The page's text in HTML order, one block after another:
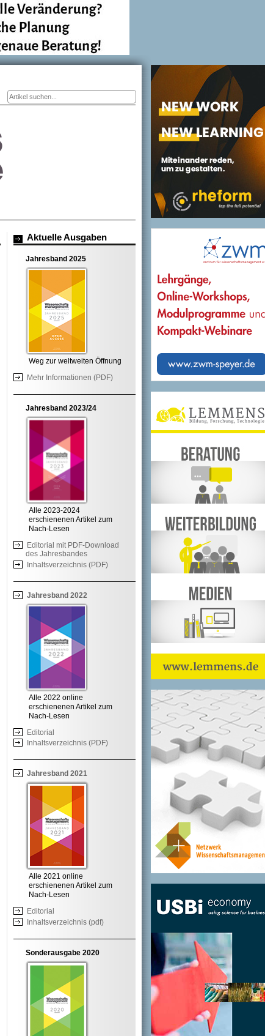
Suchformular
Aktuelle Ausgaben
Jahresband 2025
Weg zur weltweiten Öffnung
Mehr Informationen (PDF)
Jahresband 2023/24
Alle 2023-2024
erschienenen Artikel zum
Nach-Lesen
Editorial mit PDF-Download
des Jahresbandes
Inhaltsverzeichnis (PDF)
Jahresband 2022
Alle 2022 online
erschienenen Artikel zum
Nach-Lesen
Editorial
Inhaltsverzeichnis (PDF)
Jahresband 2021
Alle 2021 online
erschienenen Artikel zum
Nach-Lesen
Editorial
Inhaltsverzeichnis (pdf)
Sonderausgabe 2020